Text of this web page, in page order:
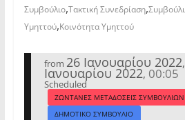
Συμβούλιο,Τακτική Συνεδρίαση,
Υμηττού,Κοινότητα Υμηττού
from 26 Ιανουαρίου 2022,
Ιανουαρίου 2022, 00:05
Scheduled
ΖΩΝΤΑΝΕΣ ΜΕΤΑΔΟΣΕΙΣ
ΔΗΜΟΤΙΚΟ ΣΥΜΒΟΥΛΙΟ